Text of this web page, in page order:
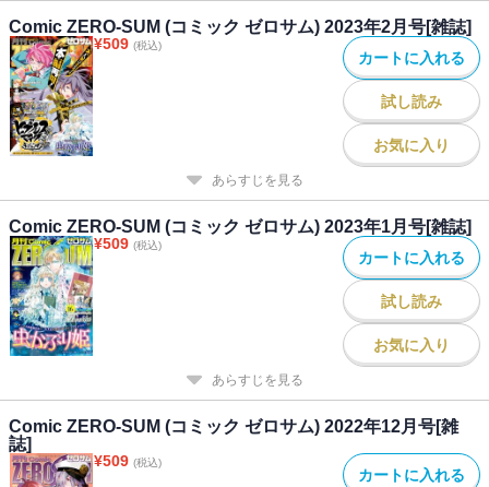
Comic ZERO-SUM (コミック ゼロサム) 2023年2月号[雑誌]
¥509 (税込)
カートに入れる
試し読み
お気に入り
あらすじを見る
Comic ZERO-SUM (コミック ゼロサム) 2023年1月号[雑誌]
¥509 (税込)
カートに入れる
試し読み
お気に入り
あらすじを見る
Comic ZERO-SUM (コミック ゼロサム) 2022年12月号[雑
誌]
¥509 (税込)
カートに入れる